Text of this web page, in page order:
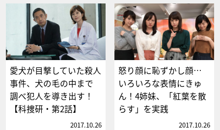
愛犬が目撃していた殺人
事件、犬の毛の中まで
調べ犯人を導き出す！
【科捜研・第2話】
2017.10.26
怒り顔に恥ずかし顔…
いろいろな表情にきゅ
ん！4姉妹、「紅葉を散
らす」を実践
2017.10.26